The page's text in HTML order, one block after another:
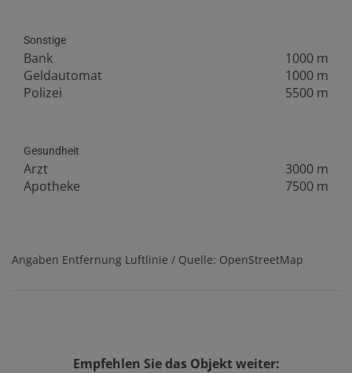
Sonstige
Bank
1000 m
Geldautomat
1000 m
Polizei
5500 m
Gesundheit
Arzt
3000 m
Apotheke
7500 m
Angaben Entfernung Luftlinie / Quelle: OpenStreetMap
Empfehlen Sie das Objekt weiter: